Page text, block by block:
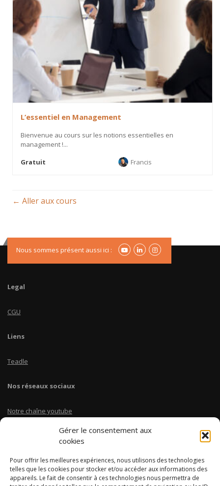
Gérer le consentement aux
cookies
Pour offrir les meilleures expériences, nous utilisons des technologies
telles que les cookies pour stocker et/ou accéder aux informations des
appareils. Le fait de consentir à ces technologies nous permettra de
L’essentiel en Management
Bienvenue au cours sur les notions essentielles en
management !...
Gratuit
Francis
Aller aux cours
Nous sommes présent aussi ici :
Legal
CGU
Liens
Teadle
Nos réseaux sociaux
Notre chaîne youtube
Instagram @coursbtscom